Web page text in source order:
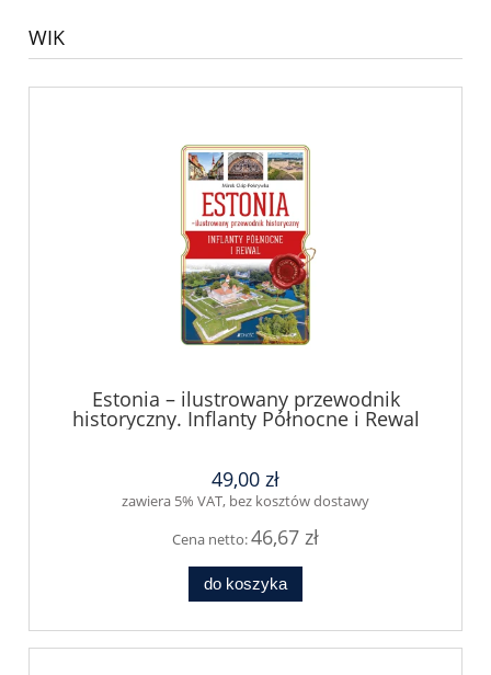
WIK
Estonia – ilustrowany przewodnik
historyczny. Inflanty Północne i Rewal
49,00 zł
zawiera 5% VAT, bez kosztów dostawy
Cena netto:46,67 zł
do koszyka